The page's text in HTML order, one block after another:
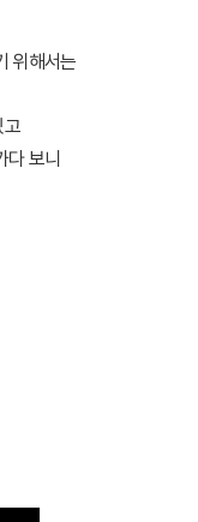
위해서는
고
다 보니